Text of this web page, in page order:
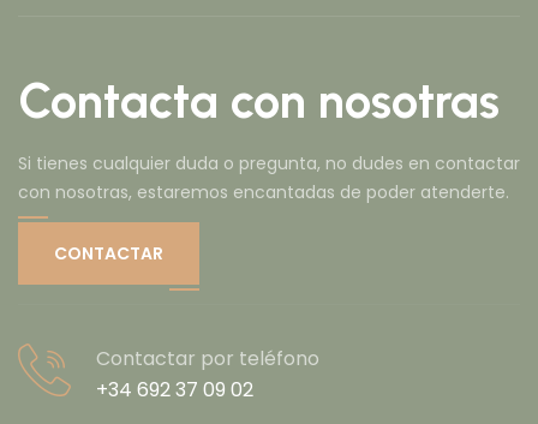
Contacta con nosotras
Si tienes cualquier duda o pregunta, no dudes en contactar
con nosotras, estaremos encantadas de poder atenderte.
CONTACTAR
Contactar por teléfono
+34 692 37 09 02